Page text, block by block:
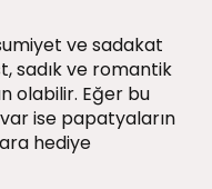
ve sadakat
sadık ve romantik
olabilir. Eğer bu
ise papatyaların
hediye